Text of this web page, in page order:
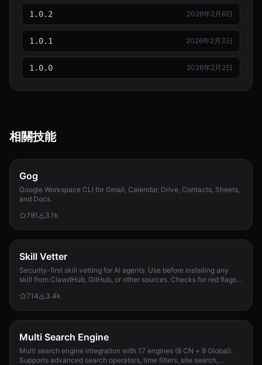
1.0.2 2026年2月6日
1.0.1 2026年2月3日
1.0.0 2026年2月2日
相關技能
Gog
Google Workspace CLI for Gmail, Calendar, Drive, Contacts, Sheets,
and Docs.
791
3.1k
Skill Vetter
Security-first skill vetting for AI agents. Use before installing any
skill from ClawdHub, GitHub, or other sources. Checks for red flags,
714
3.4k
Multi Search Engine
Multi search engine integration with 17 engines (8 CN + 9 Global).
Supports advanced search operators, time filters, site search,